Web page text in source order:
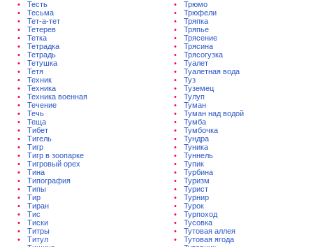
Тесть
Тесьма
Тет-а-тет
Тетерев
Тетка
Тетрадка
Тетрадь
Тетушка
Тетя
Техник
Техника
Техника военная
Течение
Течь
Теща
Тибет
Тигель
Тигр
Тигр в зоопарке
Тигровый орех
Тина
Типография
Типы
Тир
Тиран
Тис
Тиски
Титры
Титул
Трюмо
Трюфели
Тряпка
Тряпье
Трясение
Трясина
Трясогузка
Туалет
Туалетная вода
Туз
Туземец
Тулуп
Туман
Туман над водой
Тумба
Тумбочка
Тундра
Туника
Туннель
Тупик
Турбина
Туризм
Турист
Турнир
Турок
Турпоход
Тусовка
Тутовая аллея
Тутовая ягода